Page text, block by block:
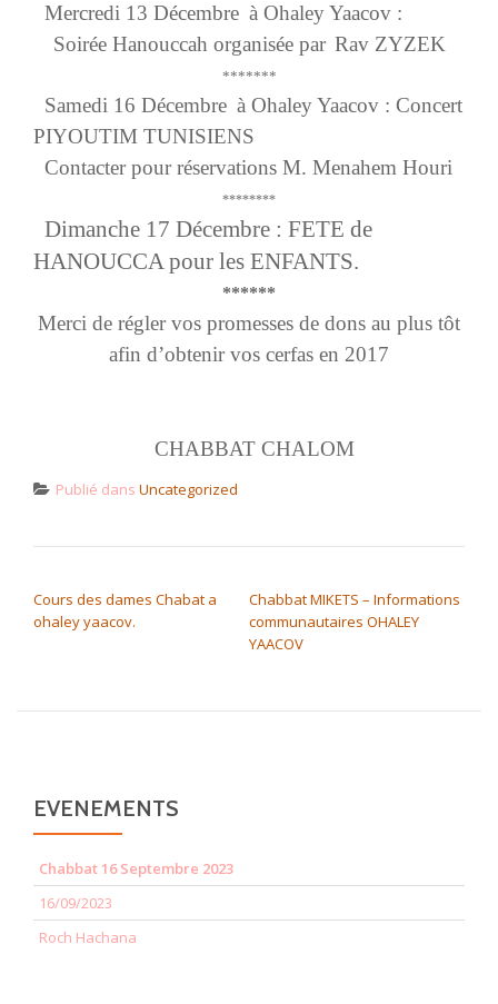
Mercredi 13 Décembre à Ohaley Yaacov :
Soirée Hanouccah organisée par Rav ZYZEK
*******
Samedi 16 Décembre à Ohaley Yaacov : Concert
PIYOUTIM TUNISIENS
Contacter pour réservations M. Menahem Houri
********
Dimanche 17 Décembre : FETE de
HANOUCCA pour les ENFANTS.
******
Merci de régler vos promesses de dons au plus tôt
afin d’obtenir vos cerfas en 2017
CHABBAT CHALOM
Publié dans Uncategorized
Cours des dames Chabat a
ohaley yaacov.
Chabbat MIKETS – Informations
communautaires OHALEY
YAACOV
EVENEMENTS
Chabbat 16 Septembre 2023
16/09/2023
Roch Hachana